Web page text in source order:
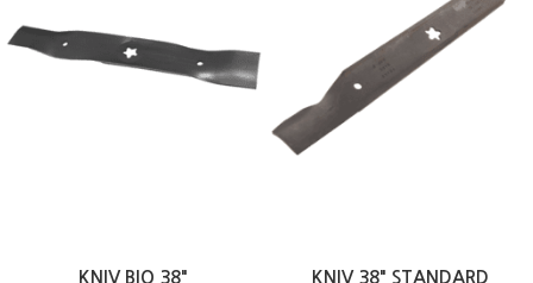
KNIV BIO 38" KNIV 38" STANDARD